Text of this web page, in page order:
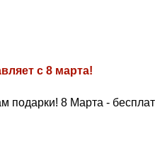
с 8 марта!
подарки! 8 Марта -